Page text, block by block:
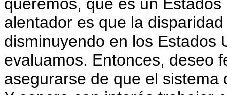
alentador es que la
disminuyendo en los Estados
evaluamos. Entonces, deseo
asegurarse de que el